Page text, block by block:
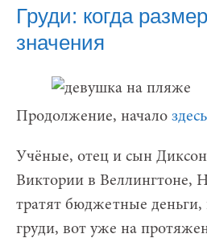
Груди: когда
значения
Продолжение, начало здесь
Учёные, отец и сын
Виктории в Веллингтоне,
тратят бюджетные деньги,
груди, вот уже на